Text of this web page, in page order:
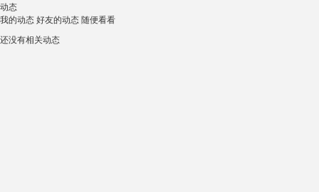
动态
我的动态好友的动态随便看看
还没有相关动态